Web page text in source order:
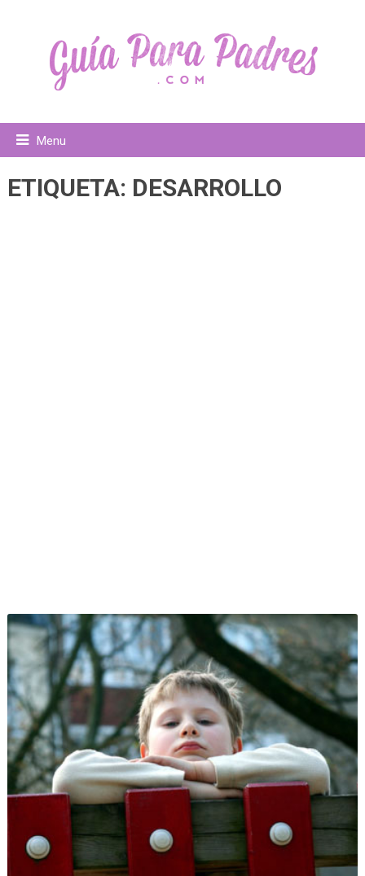
Menu
ETIQUETA: DESARROLLO